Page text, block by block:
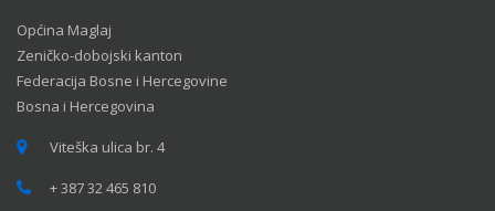
Općina Maglaj
Zeničko-dobojski kanton
Federacija Bosne i Hercegovine
Bosna i Hercegovina
Viteška ulica br. 4
+ 387 32 465 810